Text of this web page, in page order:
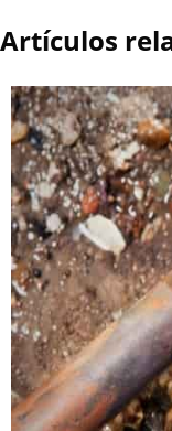
Artículos